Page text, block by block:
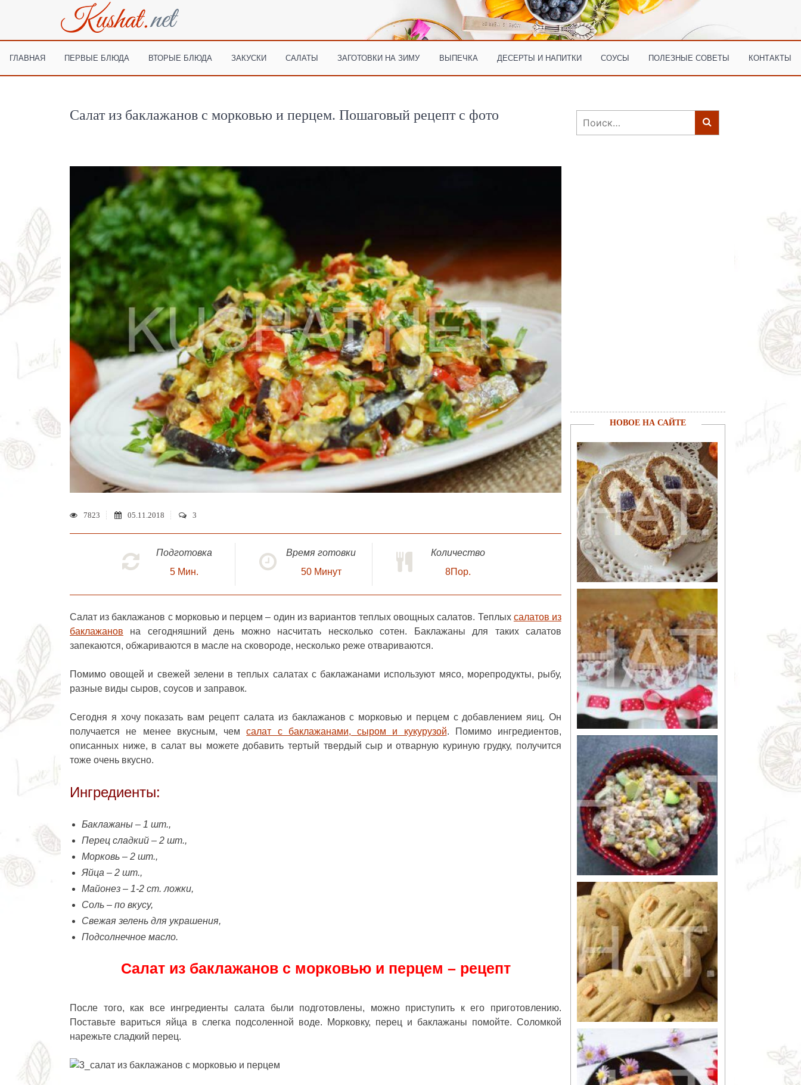
ГЛАВНАЯ ПЕРВЫЕ БЛЮДА ВТОРЫЕ БЛЮДА ЗАКУСКИ САЛАТЫ ЗАГОТОВКИ НА ЗИМУ ВЫПЕЧКА ДЕСЕРТЫ И НАПИТКИ СОУСЫ ПОЛЕЗНЫЕ СОВЕТЫ КОНТАКТЫ
Салат из баклажанов с морковью и перцем. Пошаговый рецепт с фото
7823 05.11.2018 3
Подготовка
5 Мин.
Время готовки
50 Минут
Количество
8Пор.
Салат из баклажанов с морковью и перцем – один из вариантов теплых овощных салатов. Теплых салатов из
баклажанов на сегодняшний день можно насчитать несколько сотен. Баклажаны для таких салатов
запекаются, обжариваются в масле на сковороде, несколько реже отвариваются.
Помимо овощей и свежей зелени в теплых салатах с баклажанами используют мясо, морепродукты, рыбу,
разные виды сыров, соусов и заправок.
Сегодня я хочу показать вам рецепт салата из баклажанов с морковью и перцем с добавлением яиц. Он
получается не менее вкусным, чемсалат с баклажанами, сыром и кукурузой. Помимо ингредиентов,
описанных ниже, в салат вы можете добавить тертый твердый сыр и отварную куриную грудку, получится
тоже очень вкусно.
Ингредиенты:
Баклажаны – 1 шт.,
Перец сладкий – 2 шт.,
Морковь – 2 шт.,
Яйца – 2 шт.,
Майонез – 1-2 ст. ложки,
Соль – по вкусу,
Свежая зелень для украшения,
Подсолнечное масло.
Салат из баклажанов с морковью и перцем – рецепт
После того, как все ингредиенты салата были подготовлены, можно приступить к его приготовлению.
Поставьте вариться яйца в слегка подсоленной воде. Морковку, перец и баклажаны помойте. Соломкой
нарежьте сладкий перец.
Найти:
НОВОЕ НА САЙТЕ